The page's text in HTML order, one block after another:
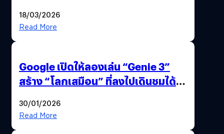
18/03/2026
Read More
Google เปิดให้ลองเล่น “Genie 3”
สร้าง “โลกเสมือน” ที่ลงไปเดินชมได้
30/01/2026
Read More